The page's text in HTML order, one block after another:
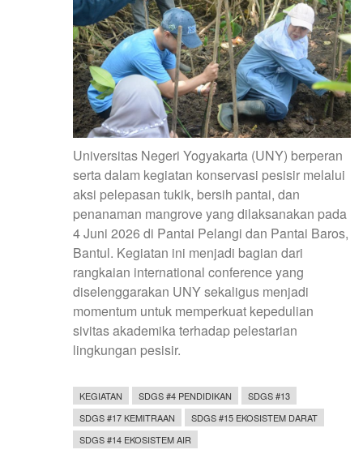
Universitas Negeri Yogyakarta (UNY) berperan
serta dalam kegiatan konservasi pesisir melalui
aksi pelepasan tukik, bersih pantai, dan
penanaman mangrove yang dilaksanakan pada
4 Juni 2026 di Pantai Pelangi dan Pantai Baros,
Bantul. Kegiatan ini menjadi bagian dari
rangkaian international conference yang
diselenggarakan UNY sekaligus menjadi
momentum untuk memperkuat kepedulian
sivitas akademika terhadap pelestarian
lingkungan pesisir.
KEGIATAN SDGS #4 PENDIDIKAN
SDGS #13
SDGS #17 KEMITRAAN
SDGS #15 EKOSISTEM DARAT
SDGS #14 EKOSISTEM AIR